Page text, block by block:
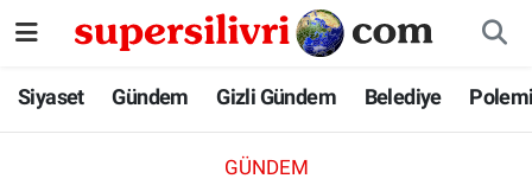
Siyaset Gündem Gizli Gündem Belediye
GÜNDEM
Siyaset
İstanbul Nöbetçi Eczaneler
İstanbul Hava Durumu